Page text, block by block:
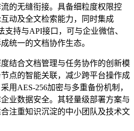
的无缝衔接。具备细粒度权限控
动及全文检索能力，同时集成
支持与API接口，可与企业微信、
统一的文档协作生态。
结合文档管理与任务协作的创新模
点的智能关联，减少跨平台操作成
用AES-256加密与多重备份机制，
业数据安全。其轻量级部署方案与
注重知识沉淀的中小团队及技术文